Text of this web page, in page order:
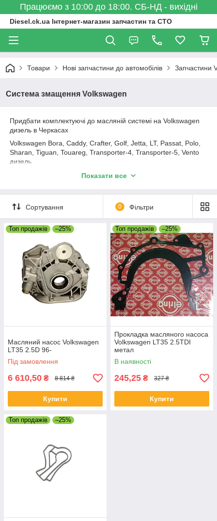
Працюємо з 10:00 до 18:00. СБ-НД - вихідні
Diesel.ck.ua Інтернет-магазин запчастин та СТО
Товари Нові запчастини до автомобілів Запчастини
Система змащення Volkswagen
Придбати комплектуючі до масляній системі на Volkswagen
дизель в Черкасах
Volkswagen Bora, Caddy, Crafter, Golf, Jetta, LT, Passat, Polo,
Sharan, Tiguan, Touareg, Transporter-4, Transporter-5, Vento
дизель
На сайті може бути представлений не весь асортимент. Про
Запчастини до масляних систем від виробників OE, Febi,
Pierburg, Topran, JP Group, Dello та ін.
Масляні насоси, сальники та прокладки, піддони і багато
іншого купити в Черкасах
Показати все
Сортування 0 Фільтри
Топ продажів –25%
Масляний насос Volkswagen
LT35 2.5D 96-
Під замовлення
6 610,50 ₴ 8 814 ₴
Купити
Топ продажів –25%
Прокладка масляного насоса
Volkswagen LT35 2.5TDI
метал
В наявності
245,25 ₴ 327 ₴
Купити
Топ продажів –25%